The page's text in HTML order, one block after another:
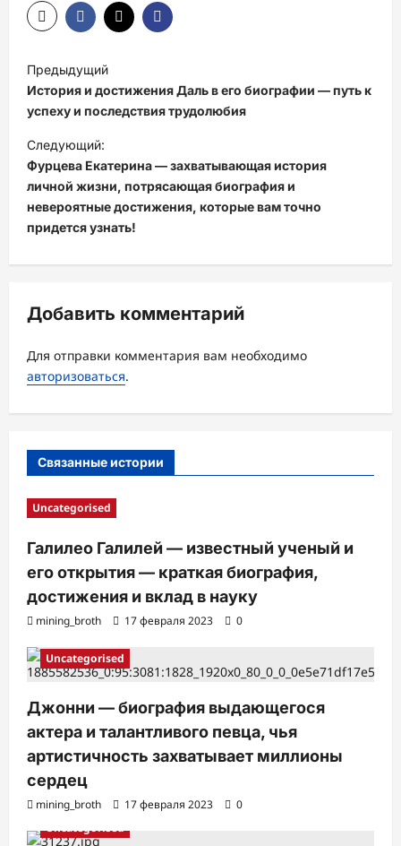
Н
а
в
и
г
а
ц
з
п
и
с
и
Предыдущий
История и достижения Даль в его биографии — путь к
успеху и последствия трудолюбия
Следующий:
Фурцева Екатерина — захватывающая история
личной жизни, потрясающая биография и
невероятные достижения, которые вам точно
придется узнать!
Добавить комментарий
Для отправки комментария вам необходимо
авторизоваться.
Связанные истории
Uncategorised
Галилео Галилей — известный ученый и
его открытия — краткая биография,
достижения и вклад в науку
mining_broth 17 февраля 2023 0
Uncategorised
Джонни — биография выдающегося
актера и талантливого певца, чья
артистичность захватывает миллионы
сердец
mining_broth 17 февраля 2023
0
Uncategorised